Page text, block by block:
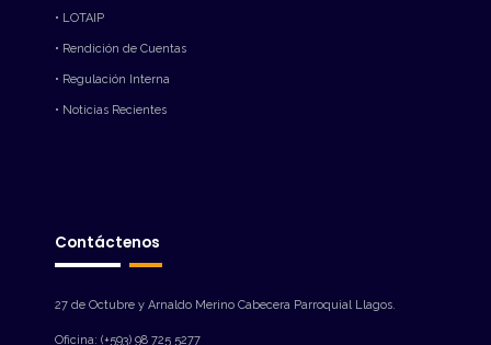
• LOTAIP
• Rendición de Cuentas
• Regulación Interna
• Noticias Recientes
Contáctenos
27 de Octubre y Arnaldo Merino Cabecera Parroquial Llagos.
Oficina: (+593) 98 725 5277